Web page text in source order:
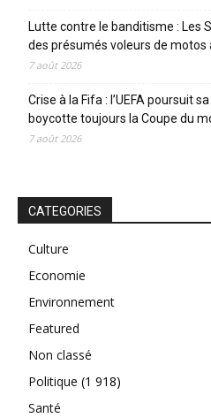
Lutte contre le banditisme : Les
des présumés voleurs de motos
7 août 2026
Crise à la Fifa : l’UEFA poursuit
boycotte toujours la Coupe du
7 août 2026
CATEGORIES
Culture
Economie
Environnement
Featured
Non classé
Politique (1 918)
Santé